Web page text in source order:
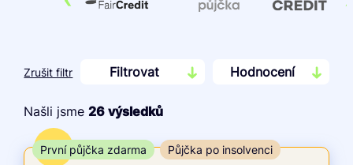
Zrušit filtr Filtrovat Hodnocení
Cena
Od
Našli jsme26 výsledků
TOP
První půjčka zdarma Půjčka po insolvenci